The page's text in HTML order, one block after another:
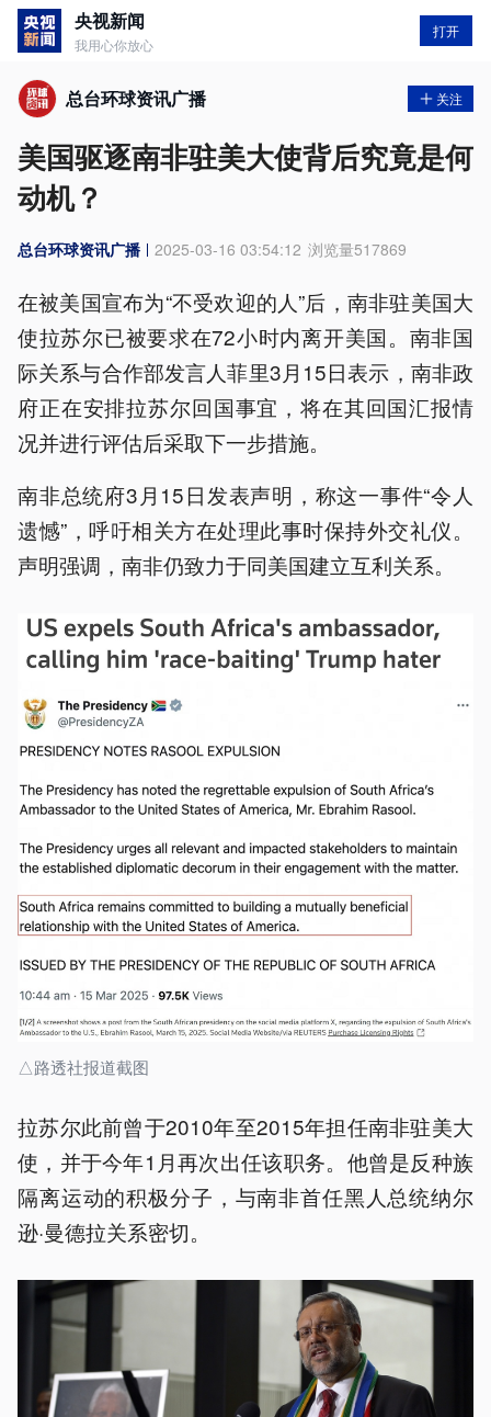
央视新闻
我用心你放心
打开
总台环球资讯广播 关注
美国驱逐南非驻美大使背后究竟是何
动机？
总台环球资讯广播 2025-03-16 03:54:12 浏览量517869
在被美国宣布为“不受欢迎的人”后，南非驻美国大
使拉苏尔已被要求在72小时内离开美国。南非国
际关系与合作部发言人菲里3月15日表示，南非政
府正在安排拉苏尔回国事宜，将在其回国汇报情
况并进行评估后采取下一步措施。
南非总统府3月15日发表声明，称这一事件“令人
遗憾”，呼吁相关方在处理此事时保持外交礼仪。​
声明强调，南非仍致力于同美国建立互利关系。
△路透社报道截图
拉苏尔此前曾于2010年至2015年担任南非驻美大
使，并于今年1月再次出任该职务。​他曾是反种族
隔离运动的积极分子，与南非首任黑人总统纳尔
逊·曼德拉关系密切。 ​